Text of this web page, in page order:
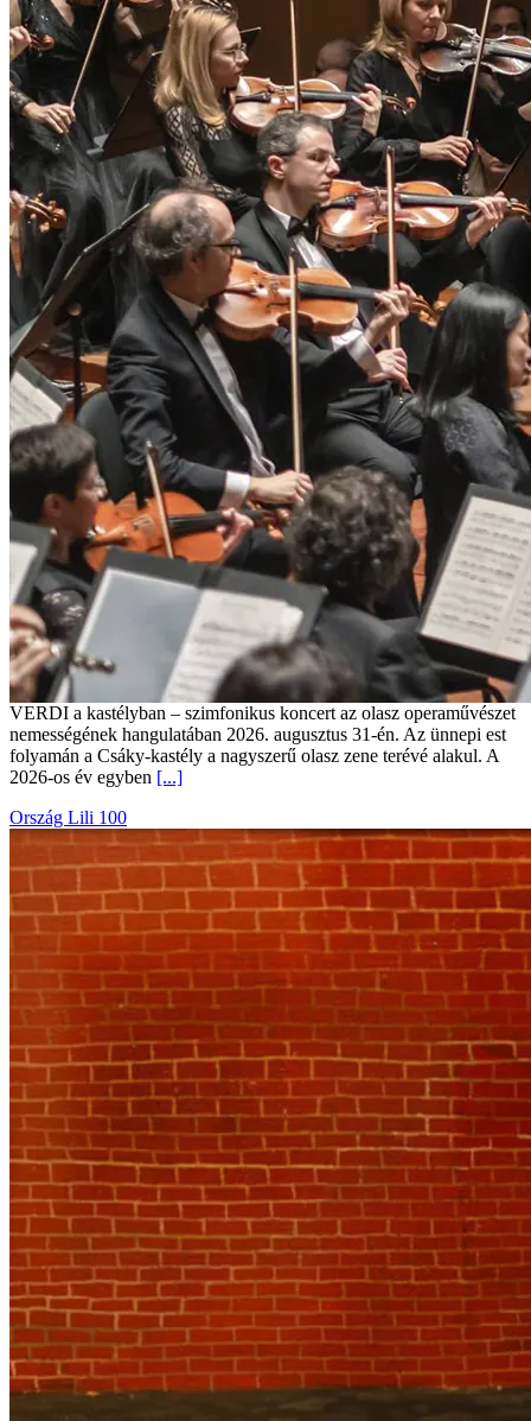
VERDI a kastélyban – szimfonikus koncert az olasz operaművészet
nemességének hangulatában 2026. augusztus 31-én. Az ünnepi est
folyamán a Csáky-kastély a nagyszerű olasz zene terévé alakul. A
2026-os év egyben [...]
Ország Lili 100